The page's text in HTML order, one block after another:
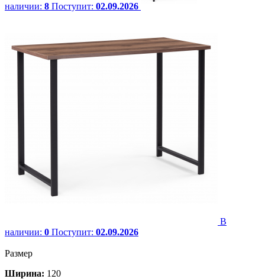
наличии: 8 Поступит: 02.09.2026
В
наличии: 0 Поступит: 02.09.2026
Размер
Ширина: 120